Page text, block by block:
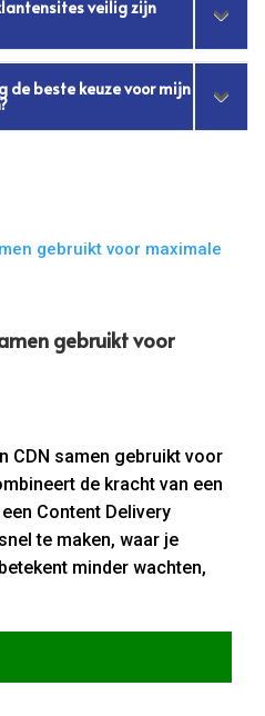
veilig zijn
de beste keuze voor mijn
gebruikt voor
CDN samen gebruikt voor
de kracht van een
Content Delivery
te maken, waar je
minder wachten,